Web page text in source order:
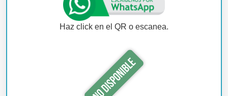
Haz click en el QR o escanea.